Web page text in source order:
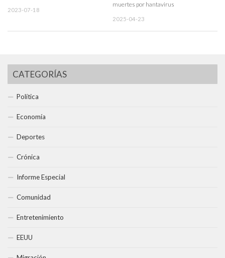
2023-07-18
muertes por hantavirus
2025-04-23
CATEGORÍAS
Política
Economía
Deportes
Crónica
Informe Especial
Comunidad
Entretenimiento
EEUU